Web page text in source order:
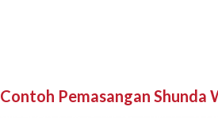
Contoh Pemasangan Shunda